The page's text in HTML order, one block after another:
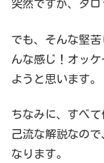
突然ですが、タロ
でも、そんな堅
んな感じ！オッ
ようと思います。
ちなみに、すべ
己流な解説なの
なります。